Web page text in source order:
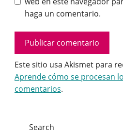
haga un comentario.
Este sitio usa Akismet para
Aprende cómo se procesan
comentarios.
Search